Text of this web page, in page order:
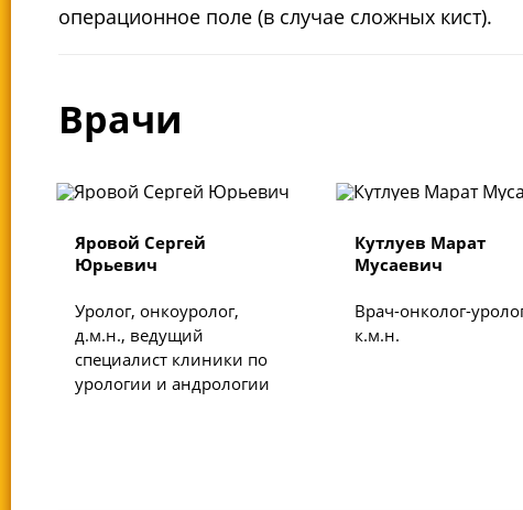
операционное поле (в случае сложных кист).
Врачи
Яровой Сергей
Юрьевич
Уролог, онкоуролог,
д.м.н., ведущий
специалист клиники по
урологии и андрологии
Кутлуев Марат
Мусаевич
Врач-онколог-
к.м.н.